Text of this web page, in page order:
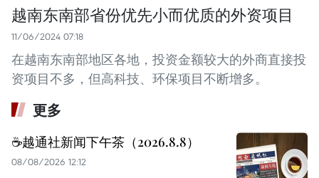
越南东南部省份优先小而优质的外资项目
11/06/2024 07:18
在越南东南部地区各地，投资金额较大的外商直接投
资项目不多，但高科技、环保项目不断增多。
更多
☕️越通社新闻下午茶（2026.8.8）
08/08/2026 12:12